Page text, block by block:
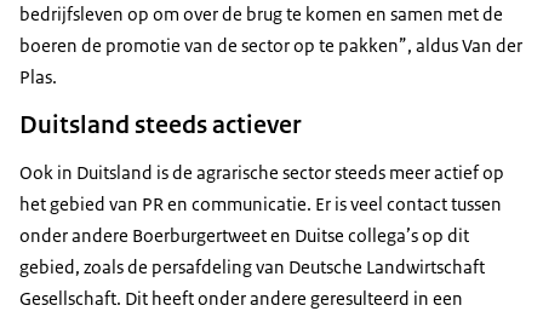
bedrijfsleven op om over de brug te komen en samen met de
boeren de promotie van de sector op te pakken”, aldus Van der
Plas.
Duitsland steeds actiever
Ook in Duitsland is de agrarische sector steeds meer actief op
het gebied van PR en communicatie. Er is veel contact tussen
onder andere Boerburgertweet en Duitse collega’s op dit
gebied, zoals de persafdeling van Deutsche Landwirtschaft
Gesellschaft. Dit heeft onder andere geresulteerd in een